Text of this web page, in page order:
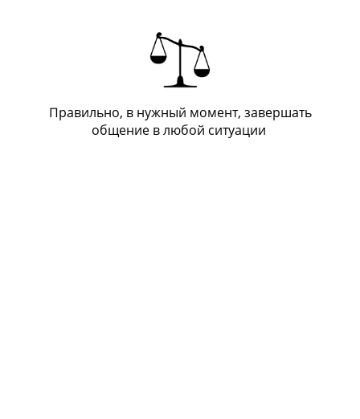
Правильно, в нужный момент, завершать
общение в любой ситуации